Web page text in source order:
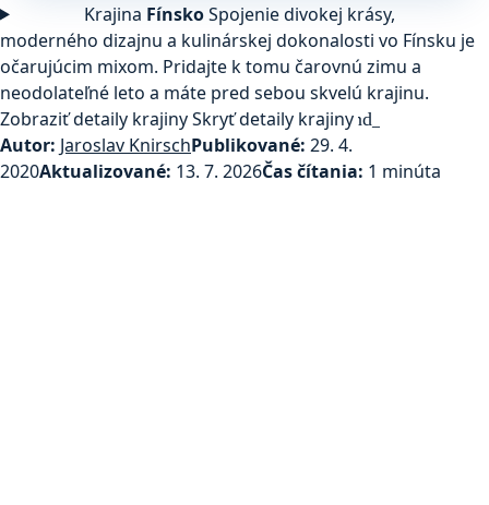
na
Google
Maps.
Krajina FínskoSpojenie divokej krásy,
moderného dizajnu a kulinárskej dokonalosti vo Fínsku je
očarujúcim mixom. Pridajte k tomu čarovnú zimu a
neodolateľné leto a máte pred sebou skvelú krajinu.
Zobraziť detaily krajinySkryť detaily krajinyexpand_more
Autor: Jaroslav KnirschPublikované: 29. 4.
2020Aktualizované: 13. 7. 2026Čas čítania: 1 minúta